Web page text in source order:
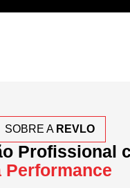
SOBRE A REVLO
Profissional
Performance